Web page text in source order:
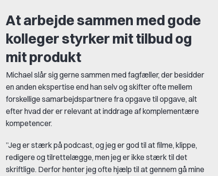
At arbejde sammen med gode
kolleger styrker mit tilbud og
mit produkt
Michael slår sig gerne sammen med fagfæller, der besidder
en anden ekspertise end han selv og skifter ofte mellem
forskellige samarbejdspartnere fra opgave til opgave, alt
efter hvad der er relevant at inddrage af komplementære
kompetencer.
”Jeg er stærk på podcast, og jeg er god til at filme, klippe,
redigere og tilrettelægge, men jeg er ikke stærk til det
skriftlige. Derfor henter jeg ofte hjælp til at gennem gå mine